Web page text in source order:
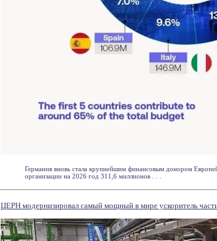
Германия вновь стала крупнейшим финансовым донором
организации на 2026 год 311,6 миллионов . . .
ЦЕРН модернизировал самый мощный в мире ускоритель